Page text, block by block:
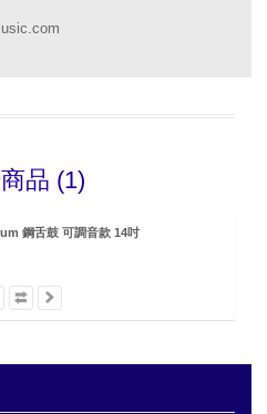
品 (1)
鋼舌鼓 可調音款 14吋